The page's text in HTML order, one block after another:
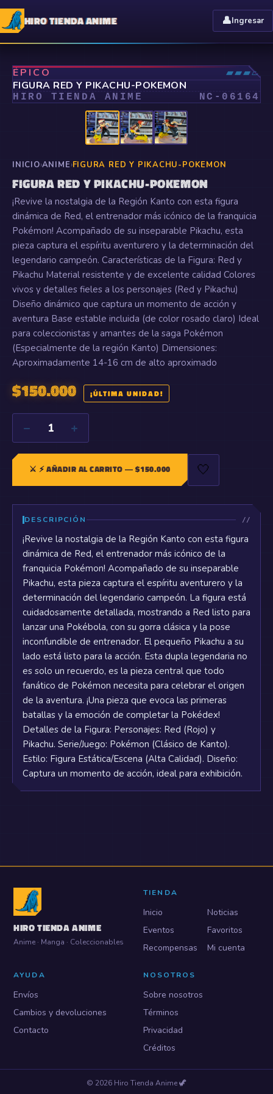
HIRO TIENDA ANIME 👤Ingresar
ÉPICO ▰▰▰▱
⤢
FIGURA RED Y PIKACHU-POKEMON
HIRO TIENDA ANIME NC- 06164
INICIO›ANIME›FIGURA RED Y PIKACHU-POKEMON
FIGURA RED Y PIKACHU-POKEMON
¡Revive la nostalgia de la Región Kanto con esta figura
dinámica de Red, el entrenador más icónico de la franquicia
Pokémon! Acompañado de su inseparable Pikachu, esta
pieza captura el espíritu aventurero y la determinación del
legendario campeón. Características de la Figura: Red y
Pikachu Material resistente y de excelente calidad Colores
vivos y detalles fieles a los personajes (Red y Pikachu)
Diseño dinámico que captura un momento de acción y
aventura Base estable incluida (de color rosado claro) Ideal
para coleccionistas y amantes de la saga Pokémon
(Especialmente de la región Kanto) Dimensiones:
Aproximadamente 14-16 cm de alto aproximado
$150.000 ¡ÚLTIMA UNIDAD!
− 1 +
⚔️⚡ AÑADIR AL CARRITO — $150.000 🤍
DESCRIPCIÓN
¡Revive la nostalgia de la Región Kanto con esta figura
dinámica de Red, el entrenador más icónico de la
franquicia Pokémon! Acompañado de su inseparable
Pikachu, esta pieza captura el espíritu aventurero y la
determinación del legendario campeón. La figura está
cuidadosamente detallada, mostrando a Red listo para
lanzar una Pokébola, con su gorra clásica y la pose
inconfundible de entrenador. El pequeño Pikachu a su
lado está listo para la acción. Esta dupla legendaria no
es solo un recuerdo, es la pieza central que todo
fanático de Pokémon necesita para celebrar el origen
de la aventura. ¡Una pieza que evoca las primeras
batallas y la emoción de completar la Pokédex!
Detalles de la Figura: Personajes: Red (Rojo) y
Pikachu. Serie/Juego: Pokémon (Clásico de Kanto).
Estilo: Figura Estática/Escena (Alta Calidad). Diseño:
Captura un momento de acción, ideal para exhibición.
HIRO TIENDA ANIME
Anime · Manga · Coleccionables
TIENDA
Inicio
Noticias
Eventos
Favoritos
Recompensas
Mi cuenta
AYUDA
Envíos
Cambios y devoluciones
Contacto
NOSOTROS
Sobre nosotros
Términos
Privacidad
Créditos
© 2026 Hiro Tienda Anime🦖